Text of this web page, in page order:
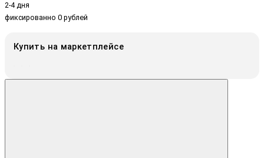
2-4 дня
фиксированно 0 рублей
Купить на маркетплейсе